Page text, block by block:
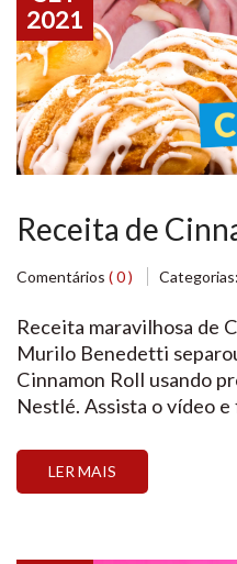
Receita de
Comentários ( 0 ) Categorias:
Receita maravilhosa de
Murilo Benedetti
Cinnamon Roll usando
Nestlé. Assista o vídeo
os produtos Nestlé para
loja virtual. Ah, não se
LER MAIS
2021